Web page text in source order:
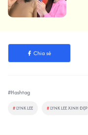
Chia sẻ
#Hashtag
# LYNK LEE # LYNK LEE XINH ĐẸP